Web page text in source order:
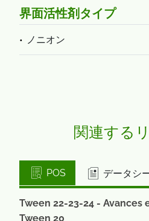
界面活性剤タイプ
ノニオン
関連する
POS データシ
Tween 22-23-24 - Avances
Tween 20